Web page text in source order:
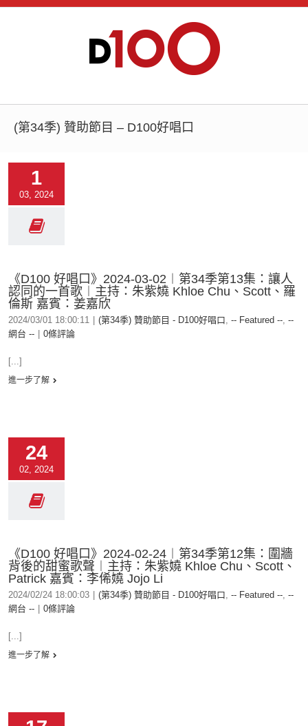
(第34季) 贊助節目 – D100好唱口
1
03, 2024
《D100 好唱口》2024-03-02︱第34季第13集：讓人
認同的一首歌︱主持：朱紫嬈 Khloe Chu、Scott、羅
倫斯 嘉賓：姜嘉欣
2024/03/01 18:00:11 (第34季) 贊助節目 - D100好唱口, -- Featured --, --
網台 --
0條評論
[...]
進一步了解
24
02, 2024
《D100 好唱口》2024-02-24︱第34季第12集：圍牆
背後的甜蜜歌聲︱主持：朱紫嬈 Khloe Chu、Scott、
Patrick 嘉賓：李俙嬈 Jojo Li
2024/02/24 18:00:03 (第34季) 贊助節目 - D100好唱口, -- Featured --, --
網台 --
0條評論
[...]
進一步了解